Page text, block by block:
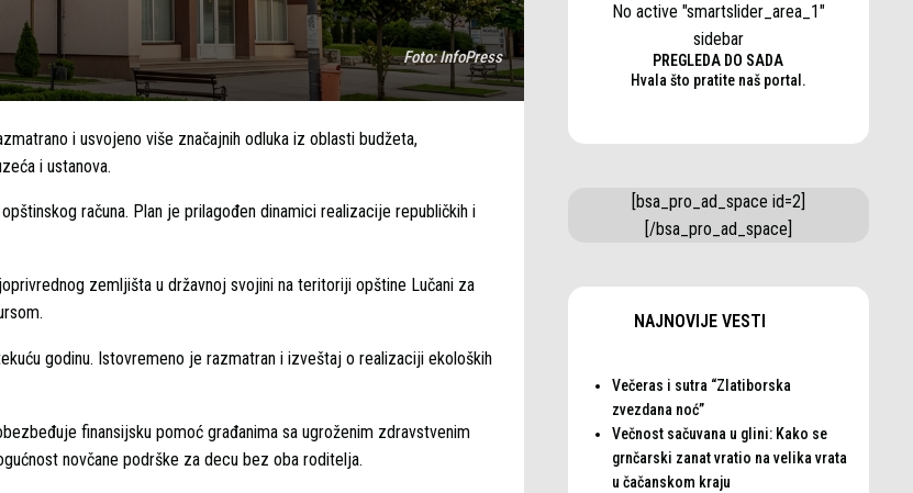
Foto:InfoPress
i usvojeno više značajnih odluka iz oblasti budžeta,
i ustanova.
računa. Plan je prilagođen dinamici realizacije republičkih i
zemljišta u državnoj svojini na teritoriji opštine Lučani za
godinu. Istovremeno je razmatran i izveštaj o realizaciji ekoloških
finansijsku pomoć građanima sa ugroženim zdravstvenim
novčane podrške za decu bez oba roditelja.
No active "smartslider_area_1"
sidebar
PREGLEDA DO SADA
Hvala što pratite naš portal.
[bsa_pro_ad_space id=2]
[/bsa_pro_ad_space]
NAJNOVIJE VESTI
Večeras i sutra “Zlatiborska
zvezdana noć”
Večnost sačuvana u glini: Kako se
grnčarski zanat vratio na velika vrata
u čačanskom kraju